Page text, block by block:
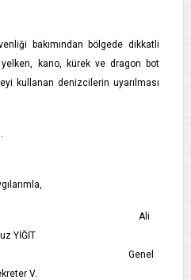
bakımından bölgede dikkatli
yelken, kano, kürek ve dragon bot
kullanan denizcilerin uyarılması
YİĞİT
V.